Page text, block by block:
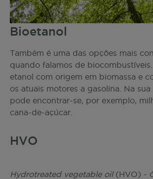
Bioetanol
Também é uma das opções mais
quando falamos de
etanol com origem em biomassa e
os atuais motores a gasolina. Na
pode encontrar-se, por exemplo,
cana-de-açúcar.
HVO
Hydrotreated vegetable oil(HVO) -